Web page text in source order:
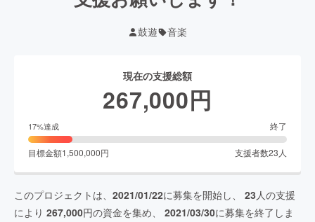
鼓遊 音楽
現在の支援総額
267,000円
17%達成 終了
目標金額1,500,000円 支援者数23 人
このプロジェクトは、 2021/01/22に募集を開始し、 23人の支援
により 267,000円の資金を集め、 2021/03/30に募集を終了しま